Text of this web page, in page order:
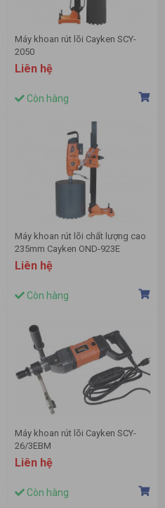
Máy khoan rút lõi Cayken SCY-
2050
Liên hệ
Còn hàng
Máy khoan rút lõi chất lượng cao
235mm Cayken OND-923E
Liên hệ
Còn hàng
Máy khoan rút lõi Cayken SCY-
26/3EBM
Liên hệ
Còn hàng